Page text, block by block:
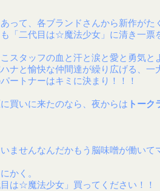
あって、各ブランドさんから新作がた
「二代目は☆魔法少女」に清き一票
スタッフの血と汗と涙と愛と勇気と
ナと愉快な仲間達が繰り広げる、一
ートナーはキミに決まり！！！
買いに来たのなら、夜からは トーク
ませんなんだかもう脳味噌が働いて
かく。
目は☆魔法少女」買ってください！！